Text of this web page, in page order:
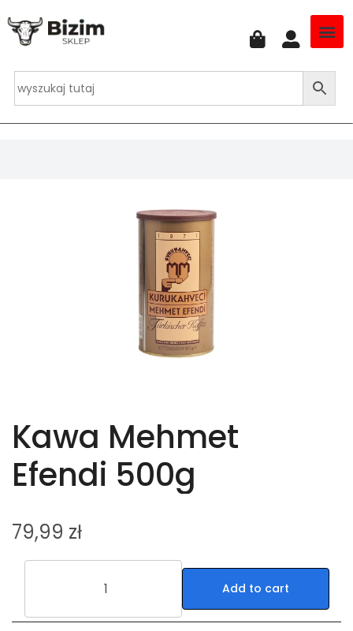
Kawa Mehmet
Efendi 500g
79,99 zł
Add to cart